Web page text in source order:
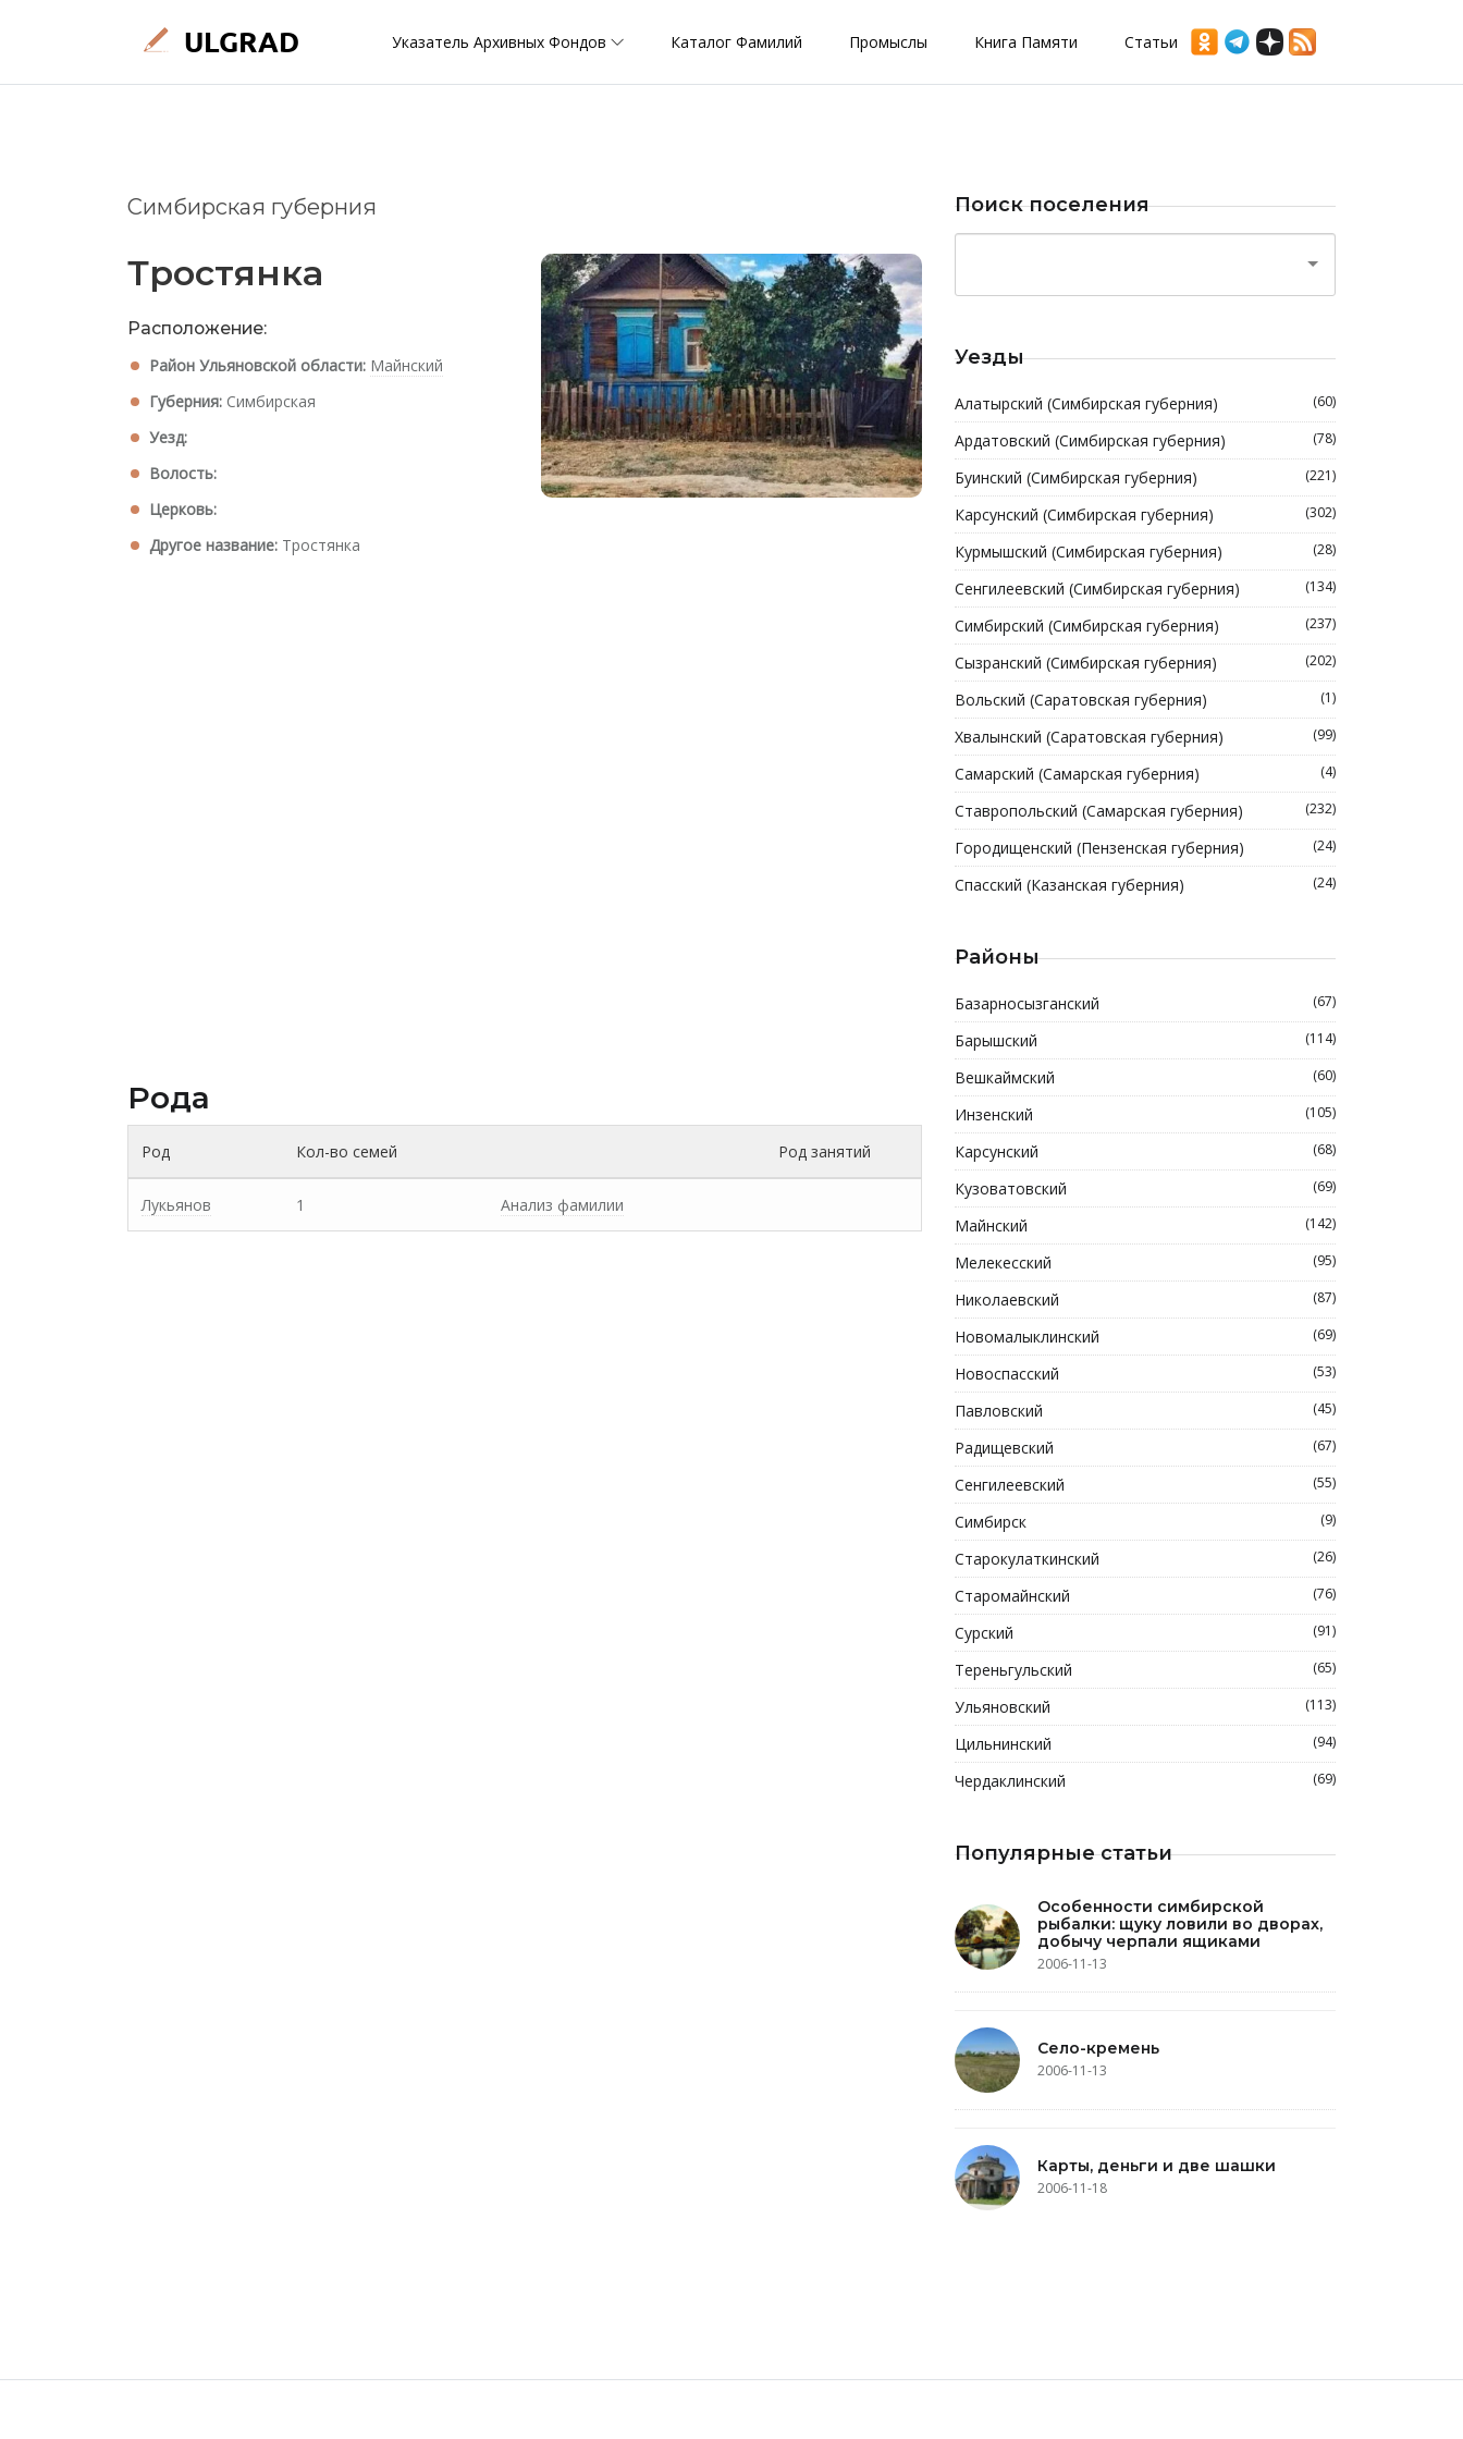
Указатель Архивных Фондов Каталог Фамилий Промыслы Книга Памяти Статьи
Симбирская губерния
Тростянка
Расположение:
Район Ульяновской области: Майнский
Губерния: Симбирская
Уезд:
Волость:
Церковь:
Другое название: Тростянка
Рода
Род Кол-во семей Род занятий
Лукьянов 1 Анализ фамилии
Поиск поселения
Уезды
Алатырский (Симбирская губерния) (60)
Ардатовский (Симбирская губерния) (78)
Буинский (Симбирская губерния) (221)
Карсунский (Симбирская губерния) (302)
Курмышский (Симбирская губерния) (28)
Сенгилеевский (Симбирская губерния) (134)
Симбирский (Симбирская губерния) (237)
Сызранский (Симбирская губерния) (202)
Вольский (Саратовская губерния) (1)
Хвалынский (Саратовская губерния) (99)
Самарский (Самарская губерния) (4)
Ставропольский (Самарская губерния) (232)
Городищенский (Пензенская губерния) (24)
Спасский (Казанская губерния) (24)
Районы
Базарносызганский (67)
Барышский (114)
Вешкаймский (60)
Инзенский (105)
Карсунский (68)
Кузоватовский (69)
Майнский (142)
Мелекесский (95)
Николаевский (87)
Новомалыклинский (69)
Новоспасский (53)
Павловский (45)
Радищевский (67)
Сенгилеевский (55)
Симбирск (9)
Старокулаткинский (26)
Старомайнский (76)
Сурский (91)
Тереньгульский (65)
Ульяновский (113)
Цильнинский (94)
Чердаклинский (69)
Популярные статьи
Особенности симбирской
рыбалки: щуку ловили во дворах,
добычу черпали ящиками
2006-11-13
Село-кремень
2006-11-13
Карты, деньги и две шашки
2006-11-18